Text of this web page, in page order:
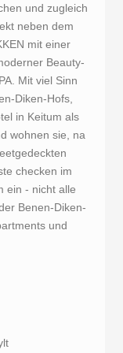
und zugleich
neben dem
mit einer
Beauty-
Mit viel Sinn
Diken-Hofs,
in Keitum als
wohnen sie, na
checken im
ein - nicht alle
Benen-Diken-
und